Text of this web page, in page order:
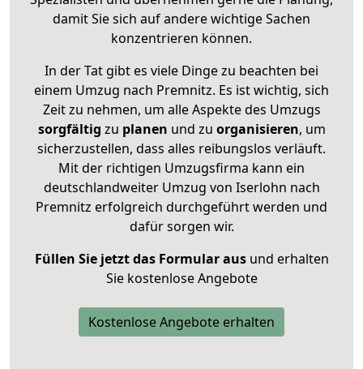
damit Sie sich auf andere wichtige Sachen
konzentrieren können.
In der Tat gibt es viele Dinge zu beachten bei
einem Umzug nach Premnitz. Es ist wichtig, sich
Zeit zu nehmen, um alle Aspekte des Umzugs
sorgfältig zu planen und zu organisieren, um
sicherzustellen, dass alles reibungslos verläuft.
Mit der richtigen Umzugsfirma kann ein
deutschlandweiter Umzug von Iserlohn nach
Premnitz erfolgreich durchgeführt werden und
dafür sorgen wir.
Füllen Sie jetzt das Formular ausund erhalten
Sie kostenlose Angebote
Kostenlose Angebote erhalten